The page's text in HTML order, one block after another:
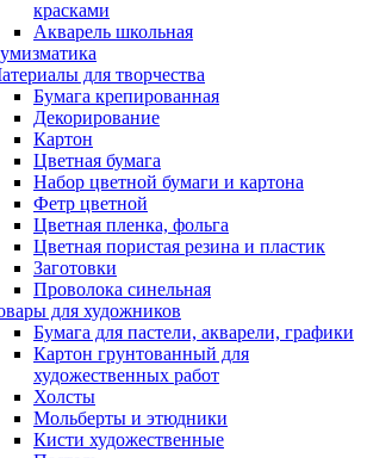
красками
Акварель школьная
для творчества
Бумага крепированная
Декорирование
Картон
Цветная бумага
Набор цветной бумаги и картона
Фетр цветной
Цветная пленка, фольга
Цветная пористая резина и пластик
Заготовки
Проволока синельная
для художников
Бумага для пастели, акварели, графики
Картон грунтованный для
художественных работ
Холсты
Мольберты и этюдники
Кисти художественные